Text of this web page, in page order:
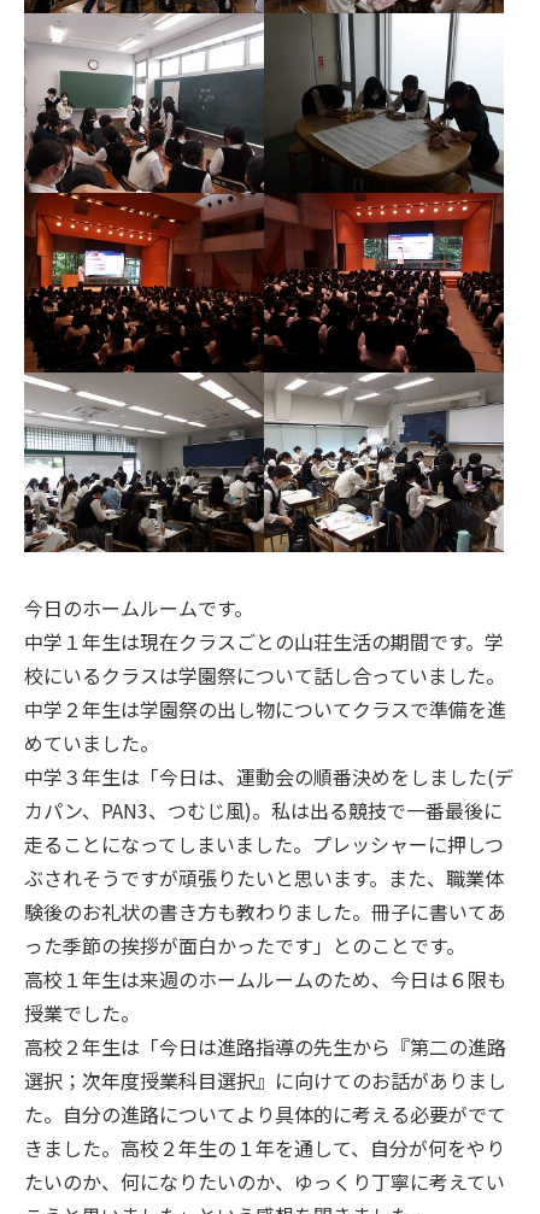
今日のホームルームです。
中学１年生は現在クラスごとの山荘生活の期間です。学
校にいるクラスは学園祭について話し合っていました。
中学２年生は学園祭の出し物についてクラスで準備を進
めていました。
中学３年生は「今日は、運動会の順番決めをしました(デ
カパン、PAN3、つむじ風)。私は出る競技で一番最後に
走ることになってしまいました。プレッシャーに押しつ
ぶされそうですが頑張りたいと思います。また、職業体
験後のお礼状の書き方も教わりました。冊子に書いてあ
った季節の挨拶が面白かったです」とのことです。
高校１年生は来週のホームルームのため、今日は６限も
授業でした。
高校２年生は「今日は進路指導の先生から『第二の進路
選択；次年度授業科目選択』に向けてのお話がありまし
た。自分の進路についてより具体的に考える必要がでて
きました。高校２年生の１年を通して、自分が何をやり
たいのか、何になりたいのか、ゆっくり丁寧に考えてい